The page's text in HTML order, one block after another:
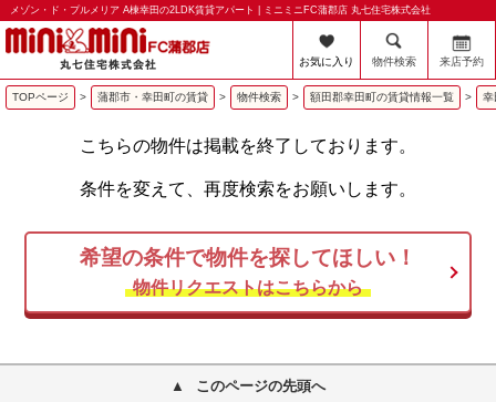
メゾン・ド・プルメリア A棟幸田の2LDK賃貸アパート | ミニミニFC蒲郡店 丸七住宅株式会社
お気に入り 物件検索 来店予約
TOPページ > 蒲郡市・幸田町の賃貸 > 物件検索 > 額田郡幸田町の賃貸情報一覧 > 幸
こちらの物件は掲載を終了しております。
条件を変えて、再度検索をお願いします。
希望の条件で物件を探してほしい！
物件リクエストはこちらから
このページの先頭へ